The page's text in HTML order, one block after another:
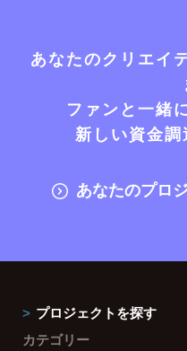
あなたのクリエイ
ファンと一緒
新しい資金
あなたのプロ
プロジェクトを探す
カテゴリー